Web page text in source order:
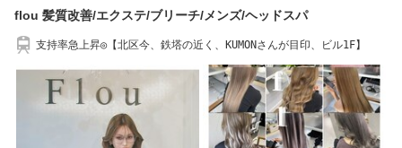
flou 髪質改善/エクステ/ブリーチ/メンズ/ヘッドスパ
支持率急上昇◎【北区今、鉄塔の近く、KUMONさんが目印、ビル1F】